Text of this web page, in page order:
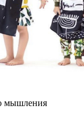
мышления